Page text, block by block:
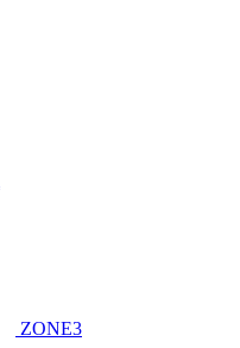
ZONE3